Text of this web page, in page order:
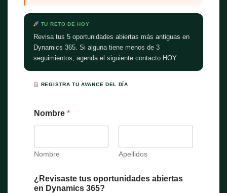
TU RETO DE HOY
Revisa tus 5 oportunidades abiertas más antiguas en
Dynamics 365. Si alguna tiene menos de 3
seguimientos, agenda el siguiente contacto HOY.
REGISTRA TU AVANCE DEL DÍA
Nombre *
Nombre Apellidos
¿Revisaste tus oportunidades abiertas
en Dynamics 365?